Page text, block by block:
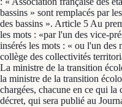
bassins » sont remplacés par
des bassins ». Article 5 Au
les mots : «par l'un des vice-
insérés les mots : « ou l'un des
collège des collectivités
La ministre de la transition
la ministre de la transition
chargées, chacune en ce qui
décret, qui sera publié au